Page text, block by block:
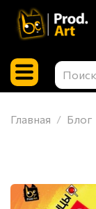
Главная Блог